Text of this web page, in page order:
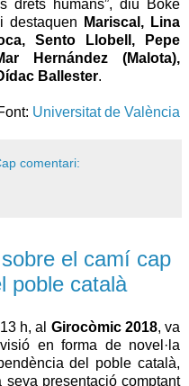
drets humans”, diu Boke
destaquen
Mariscal, Lina
Sento Llobell, Pepe
Hernández (Malota),
Ballester.
Universitat de València
comentari:
el camí cap
poble català
h, al Girocòmic 2018, va
en forma de novel·la
del poble català,
presentació comptant